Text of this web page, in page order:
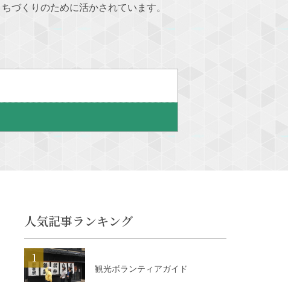
づくりのために活かされています。
人気記事ランキング
観光ボランティアガイド
詳細はこちら